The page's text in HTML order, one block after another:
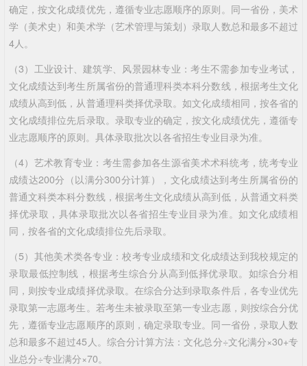
确定，按文化成绩优先，遵循专业志愿顺序的原则。同一省份，美术
学（美术史）和美术学（艺术管理与策划）录取人数总和最多不超过
4人。
（3）工业设计、建筑学、风景园林专业：考生不需参加专业考试，
文化成绩达到考生所属省份的普通理科类本科分数线，根据考生文化
成绩从高到低，从普通理科类择优录取。如文化成绩相同，按各省的
文化成绩排位先后录取。录取专业的确定，按文化成绩优先，遵循专
业志愿顺序的原则。具体录取批次以各省招生专业目录为准。
（4）艺术教育专业：考生需参加各生源省美术术科统考，统考专业
成绩达200分（以满分300分计算），文化成绩达到考生所属省份的
普通文科类本科分数线，根据考生文化成绩从高到低，从普通文科类
择优录取，具体录取批次以各省招生专业目录为准。如文化成绩相
同，按各省的文化成绩排位先后录取。
（5）其他美术类各专业：校考专业成绩和文化成绩达到我校规定的
录取最低控制线，根据考生综合分从高到低择优录取。如综合分相
同，则按专业成绩择优录取。在综合分达到录取条件后，各专业优先
录取第一志愿考生。若考生未被录取至第一专业志愿，则按综合分优
先，遵循专业志愿顺序的原则，确定录取专业。同一省份，录取人数
总和最多不超过45人。综合分计算方法：文化总分÷文化满分×30+专
业总分÷专业满分×70。